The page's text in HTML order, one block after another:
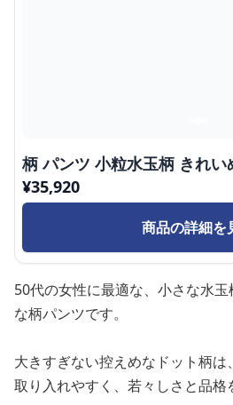
柄 パンツ 小粒水玉柄 きれい
¥35,920
商品の詳細を
50代の女性に最適な、小さな水
な柄パンツです。
大きすぎない控えめなドット柄
取り入れやすく、若々しさと品格